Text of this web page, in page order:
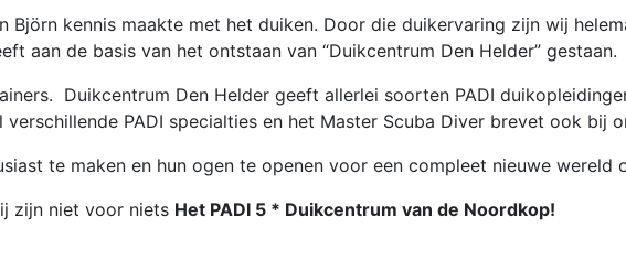
Björn kennis maakte met het duiken. Door die duikervaring zijn wij
aan de basis van het ontstaan van “Duikcentrum Den Helder” gestaan.
Duikcentrum Den Helder geeft allerlei soorten PADI
PADI specialties en het Master Scuba Diver brevet ook bij
te maken en hun ogen te openen voor een compleet nieuwe wereld
zijn niet voor niets Het PADI 5 * Duikcentrum van de Noordkop!